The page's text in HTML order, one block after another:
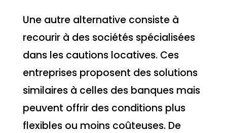
Une autre alternative consiste à
recourir à des sociétés spécialisées
dans les cautions locatives. Ces
entreprises proposent des solutions
similaires à celles des banques mais
peuvent offrir des conditions plus
flexibles ou moins coûteuses. De